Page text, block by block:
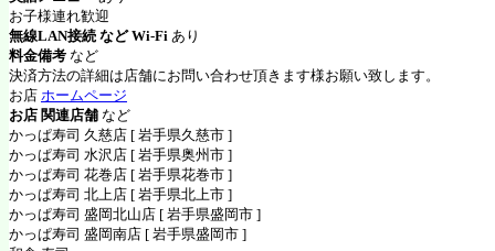
お子様連れ歓迎
無線LAN接続 など Wi-Fi あり
料金備考 など
決済方法の詳細は店舗にお問い合わせ頂きます様お願い致します。
お店 ホームページ
お店 関連店舗 など
かっぱ寿司 久慈店 [ 岩手県久慈市 ]
かっぱ寿司 水沢店 [ 岩手県奥州市 ]
かっぱ寿司 花巻店 [ 岩手県花巻市 ]
かっぱ寿司 北上店 [ 岩手県北上市 ]
かっぱ寿司 盛岡北山店 [ 岩手県盛岡市 ]
かっぱ寿司 盛岡南店 [ 岩手県盛岡市 ]